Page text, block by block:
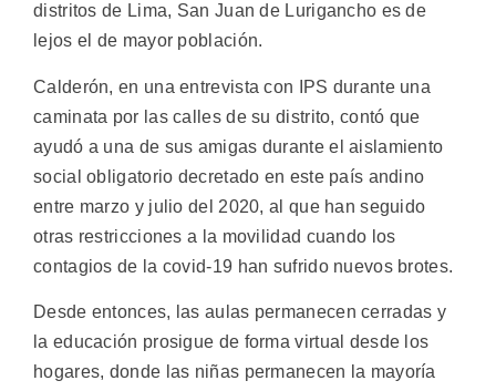
distritos de Lima, San Juan de Lurigancho es de
lejos el de mayor población.
Calderón, en una entrevista con IPS durante una
caminata por las calles de su distrito, contó que
ayudó a una de sus amigas durante el aislamiento
social obligatorio decretado en este país andino
entre marzo y julio del 2020, al que han seguido
otras restricciones a la movilidad cuando los
contagios de la covid-19 han sufrido nuevos brotes.
Desde entonces, las aulas permanecen cerradas y
la educación prosigue de forma virtual desde los
hogares, donde las niñas permanecen la mayoría